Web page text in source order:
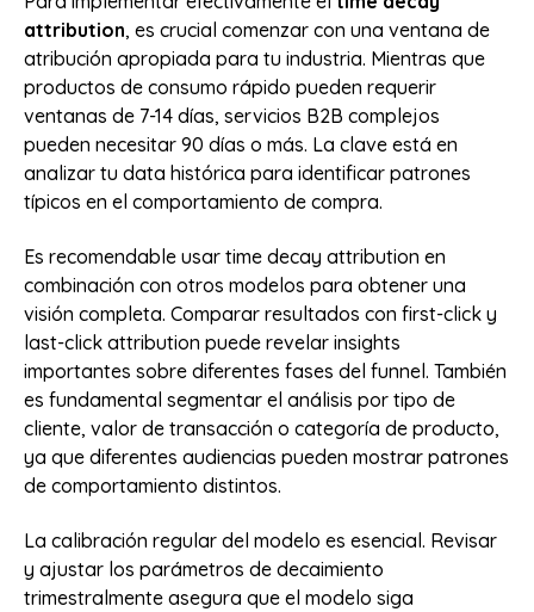
attribution, es crucial comenzar con una ventana de
atribución apropiada para tu industria. Mientras que
productos de consumo rápido pueden requerir
ventanas de 7-14 días, servicios B2B complejos
pueden necesitar 90 días o más. La clave está en
analizar tu data histórica para identificar patrones
típicos en el comportamiento de compra.
Es recomendable usar time decay attribution en
combinación con otros modelos para obtener una
visión completa. Comparar resultados con first-click y
last-click attribution puede revelar insights
importantes sobre diferentes fases del funnel. También
es fundamental segmentar el análisis por tipo de
cliente, valor de transacción o categoría de producto,
ya que diferentes audiencias pueden mostrar patrones
de comportamiento distintos.
La calibración regular del modelo es esencial. Revisar
y ajustar los parámetros de decaimiento
trimestralmente asegura que el modelo siga